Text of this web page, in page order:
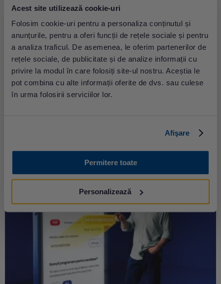
Acest site utilizează cookie-uri
Folosim cookie-uri pentru a personaliza conținutul și
anunțurile, pentru a oferi funcții de rețele sociale și pentru
a analiza traficul. De asemenea, le oferim partenerilor de
rețele sociale, de publicitate și de analize informații cu
privire la modul în care folosiți site-ul nostru. Aceștia le
pot combina cu alte informații oferite de dvs. sau culese
în urma folosirii serviciilor lor.
Afişare
Permitere toate
Personalizează
Campania Calcul de risc prenatal extins
Ai grijă de viitorul copilului tău încă din
primultrimestruPrimele săptămâni de sarcină sunt esențiale
pentrumonitorizarea sănătăț...